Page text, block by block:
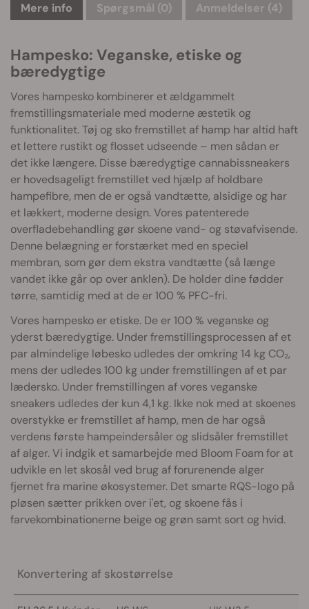
Mere info Spørgsmål (0) Anmeldelser (4)
Hampesko: Veganske, etiske og
bæredygtige
Vores hampesko kombinerer et ældgammelt
fremstillingsmateriale med moderne æstetik og
funktionalitet. Tøj og sko fremstillet af hamp har altid haft
et lettere rustikt og flosset udseende – men sådan er
det ikke længere. Disse bæredygtige cannabissneakers
er hovedsageligt fremstillet ved hjælp af holdbare
hampefibre, men de er også vandtætte, alsidige og har
et lækkert, moderne design. Vores patenterede
overfladebehandling gør skoene vand- og støvafvisende.
Denne belægning er forstærket med en speciel
membran, som gør dem ekstra vandtætte (så længe
vandet ikke går op over anklen). De holder dine fødder
tørre, samtidig med at de er 100 % PFC-fri.
Vores hampesko er etiske. De er 100 % veganske og
yderst bæredygtige. Under fremstillingsprocessen af et
par almindelige løbesko udledes der omkring 14 kg CO₂,
mens der udledes 100 kg under fremstillingen af et par
lædersko. Under fremstillingen af vores veganske
sneakers udledes der kun 4,1 kg. Ikke nok med at skoenes
overstykke er fremstillet af hamp, men de har også
verdens første hampeindersåler og slidsåler fremstillet
af alger. Vi indgik et samarbejde med Bloom Foam for at
udvikle en let skosål ved brug af forurenende alger
fjernet fra marine økosystemer. Det smarte RQS-logo på
pløsen sætter prikken over i'et, og skoene fås i
farvekombinationerne beige og grøn samt sort og hvid.
Konvertering af skostørrelse